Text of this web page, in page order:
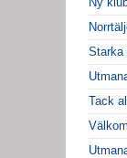
Starka
Tack